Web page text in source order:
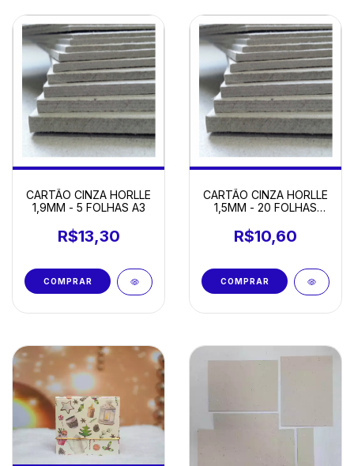
CARTÃO CINZA HORLLE
1,9MM - 5 FOLHAS A3
R$13,30
CARTÃO CINZA HORLLE
1,5MM - 20 FOLHAS
R$10,60